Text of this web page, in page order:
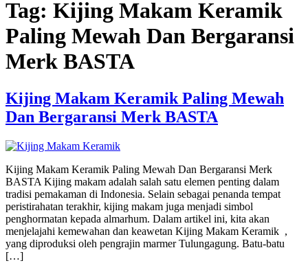
Tag: Kijing Makam Keramik
Paling Mewah Dan Bergaransi
Merk BASTA
Kijing Makam Keramik Paling Mewah
Dan Bergaransi Merk BASTA
Kijing Makam Keramik Paling Mewah Dan Bergaransi Merk
BASTA Kijing makam adalah salah satu elemen penting dalam
tradisi pemakaman di Indonesia. Selain sebagai penanda tempat
peristirahatan terakhir, kijing makam juga menjadi simbol
penghormatan kepada almarhum. Dalam artikel ini, kita akan
menjelajahi kemewahan dan keawetan Kijing Makam Keramik ,
yang diproduksi oleh pengrajin marmer Tulungagung. Batu-batu
[…]